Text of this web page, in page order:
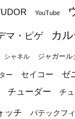
YouTube
マ・ピゲ カ
シャネル ジャガール
ー セイコー ゼ
チューダー チ
ッチ パテックフ